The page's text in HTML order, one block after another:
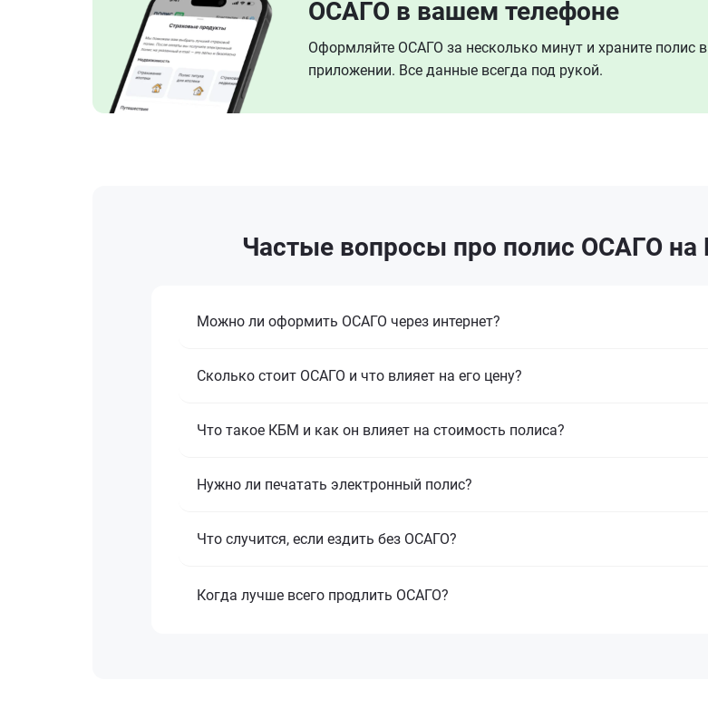
ОСАГО в вашем телефоне
Оформляйте ОСАГО за несколько минут и храните полис в
приложении. Все данные всегда под рукой.
Частые вопросы про полис ОСАГО на
Можно ли оформить ОСАГО через интернет?
Сколько стоит ОСАГО и что влияет на его цену?
Что такое КБМ и как он влияет на стоимость полиса?
Нужно ли печатать электронный полис?
Что случится, если ездить без ОСАГО?
Когда лучше всего продлить ОСАГО?